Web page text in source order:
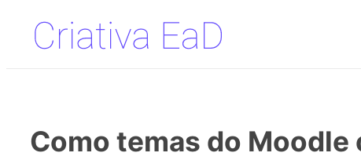
Pular
para
Como temas do